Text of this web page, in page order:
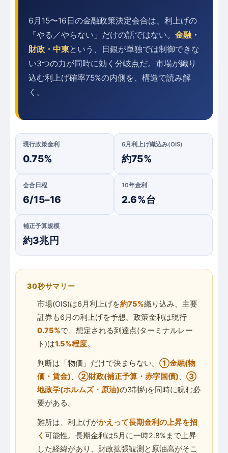
6月15〜16日の金融政策決定会合は、利上げの
「やる／やらない」だけの話ではない。 金融・
財政・中東という、日銀が単独では制御できな
い3つの力が同時に効く分岐点だ。市場が織り
込む利上げ確率75%の内側を、構造で読み解
く。
現行政策金利
0.75%
6月利上げ織込み(OIS)
約75%
会合日程
6/15–16
10年金利
2.6%台
補正予算規模
約3兆円
30秒サマリー
市場(OIS)は6月利上げを約75%織り込み、主要
証券も6月の利上げを予想。政策金利は現行
0.75%で、想定される到達点(ターミナルレー
ト)は1.5%程度。
判断は「物価」だけで決まらない。 ①金融(物
価・賃金)
②財政(補正予算・赤字国債)
③
地政学(ホルムズ・原油)の3制約を同時に睨む必
要がある。
難所は、利上げがかえって長期金利の上昇を招
く 可能性。長期金利は5月に一時2.8%まで上昇
した経緯があり、財政拡張観測と原油高がそこ